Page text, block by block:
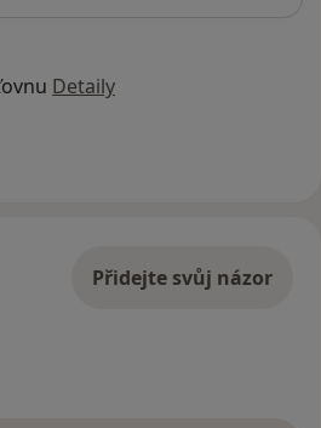
Detaily
Přidejte svůj názor